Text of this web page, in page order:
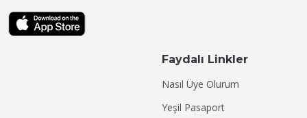
Faydalı Linkler
Nasıl Üye Olurum
Yeşil Pasaport